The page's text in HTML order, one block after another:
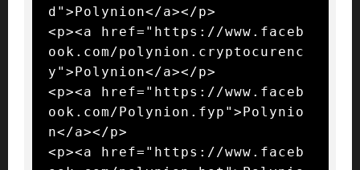
d">Polynion</a></p>
<p><a href="https://www.faceb
ook.com/polynion.cryptocurenc
y">Polynion</a></p>
<p><a href="https://www.faceb
ook.com/Polynion.fyp">Polynio
n</a></p>
<p><a href="https://www.faceb